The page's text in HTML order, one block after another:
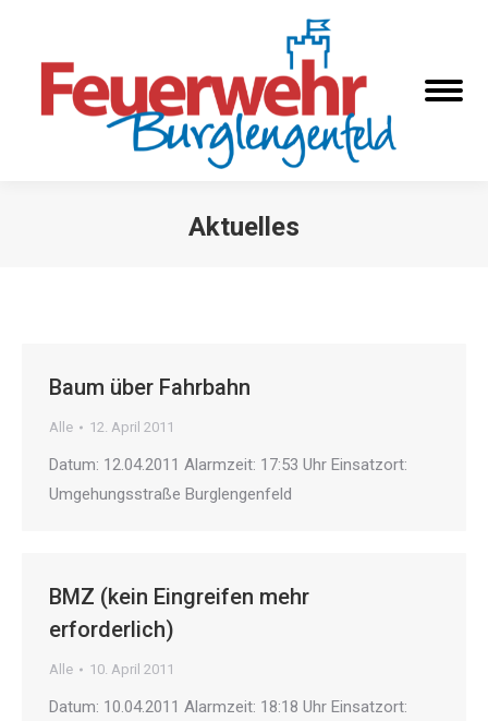
Aktuelles
Baum über Fahrbahn
Alle 12. April 2011
Datum: 12.04.2011 Alarmzeit: 17:53 Uhr Einsatzort:
Umgehungsstraße Burglengenfeld
BMZ (kein Eingreifen mehr
erforderlich)
Alle 10. April 2011
Datum: 10.04.2011 Alarmzeit: 18:18 Uhr Einsatzort: